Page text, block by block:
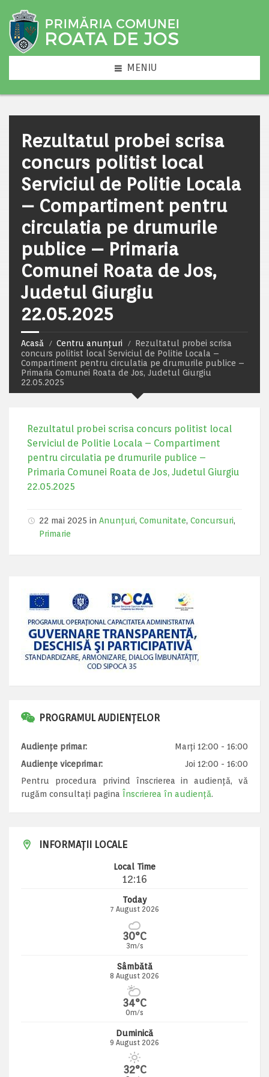
MENIU
Rezultatul probei scrisa
concurs politist local
Serviciul de Politie Locala
– Compartiment pentru
circulatia pe drumurile
publice – Primaria
Comunei Roata de Jos,
Judetul Giurgiu
22.05.2025
Acasă Centru anunțuri
Rezultatul probei scrisa
concurs politist local Serviciul de Politie Locala –
Compartiment pentru circulatia pe drumurile publice –
Primaria Comunei Roata de Jos, Judetul Giurgiu
22.05.2025
Rezultatul probei scrisa concurs politist local
Serviciul de Politie Locala – Compartiment
pentru circulatia pe drumurile publice –
Primaria Comunei Roata de Jos, Judetul Giurgiu
22.05.2025
22 mai 2025 in Anunțuri, Comunitate, Concursuri,
Primarie
PROGRAMUL AUDIENȚELOR
Audiențe primar:
Marți 12:00 - 16:00
Audiențe viceprimar:
Joi 12:00 - 16:00
Pentru procedura privind înscrierea in audiență, vă
rugăm consultați pagina Înscrierea în audiență.
INFORMAȚII LOCALE
Local Time
12:16
Today
7 August 2026
30°C
3m/s
Sâmbătă
8 August 2026
34°C
0m/s
Duminică
9 August 2026
32°C